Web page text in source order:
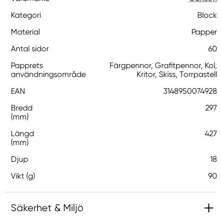
Kategori
Block
Material
Papper
Antal sidor
60
Papprets
användningsområde
Färgpennor, Grafitpennor, Kol,
Kritor, Skiss, Torrpastell
EAN
3148950074928
Bredd
(mm)
297
Längd
(mm)
427
Djup
18
Vikt (g)
90
Säkerhet & Miljö